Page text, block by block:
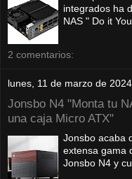
integrados ha
NAS " Do it
2 comentarios:
lunes, 11 de marzo de 2024
Jonsbo N4 "Monta tu
una caja Micro ATX"
Jonsbo acaba
extensa gama
Jonsbo N4 y